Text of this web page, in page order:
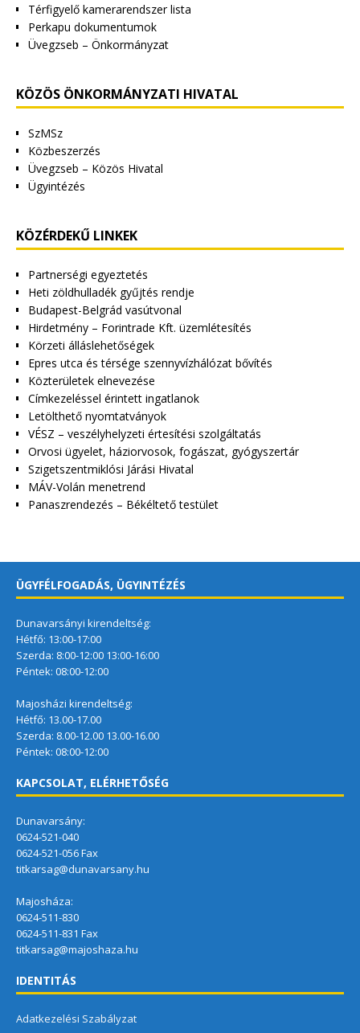
Térfigyelő kamerarendszer lista
Perkapu dokumentumok
Üvegzseb – Önkormányzat
KÖZÖS ÖNKORMÁNYZATI HIVATAL
SzMSz
Közbeszerzés
Üvegzseb – Közös Hivatal
Ügyintézés
KÖZÉRDEKŰ LINKEK
Partnerségi egyeztetés
Heti zöldhulladék gyűjtés rendje
Budapest-Belgrád vasútvonal
Hirdetmény – Forintrade Kft. üzemlétesítés
Körzeti álláslehetőségek
Epres utca és térsége szennyvízhálózat bővítés
Közterületek elnevezése
Címkezeléssel érintett ingatlanok
Letölthető nyomtatványok
VÉSZ – veszélyhelyzeti értesítési szolgáltatás
Orvosi ügyelet, háziorvosok, fogászat, gyógyszertár
Szigetszentmiklósi Járási Hivatal
MÁV-Volán menetrend
Panaszrendezés – Békéltető testület
ÜGYFÉLFOGADÁS, ÜGYINTÉZÉS
Dunavarsányi kirendeltség:
Hétfő: 13:00-17:00
Szerda: 8:00-12:00 13:00-16:00
Péntek: 08:00-12:00
Majosházi kirendeltség:
Hétfő: 13.00-17.00
Szerda: 8.00-12.00 13.00-16.00
Péntek: 08:00-12:00
KAPCSOLAT, ELÉRHETŐSÉG
Dunavarsány:
0624-521-040
0624-521-056 Fax
titkarsag@dunavarsany.hu
Majosháza:
0624-511-830
0624-511-831 Fax
titkarsag@majoshaza.hu
IDENTITÁS
Adatkezelési Szabályzat